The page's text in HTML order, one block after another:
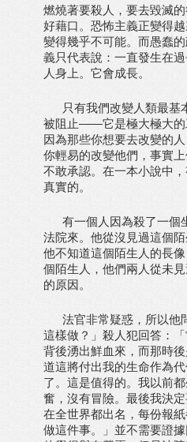
燃燒著要殺人，要去毀滅
好藉口。恐怖主義正變得
變得幾乎不可能。而愚蠢
義只代表說：一直發生在
人身上。它會成長。
只有我們改變人類最基
被阻止——它是極大極大的
因為那些你想要去改變的
你輕易的改變他們，事實
不敢承認。在一本小說中
真實的。
有一個人因為殺了一個
法院來。他從沒見過這個
他不知道這個陌生人的長
個陌生人，他們兩人從未
的原因。
法官非常疑惑，所以他
這樣做？」殺人犯回答：
背後湧出鮮血來，而那時
道這將付出我的生命作為
了。這是值得的。我以前
奮，沒有冒險。最後我決
在全世界都出名，每份報
做這件事。」並不需要證